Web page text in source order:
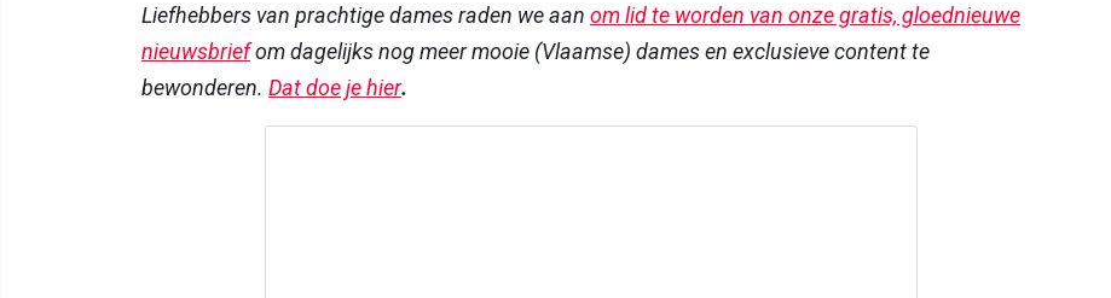
Liefhebbers van prachtige dames raden we aan om lid te worden van onze gratis, gloednieuwe
nieuwsbriefom dagelijks nog meer mooie (Vlaamse) dames en exclusieve content te
bewonderen. Dat doe je hier.